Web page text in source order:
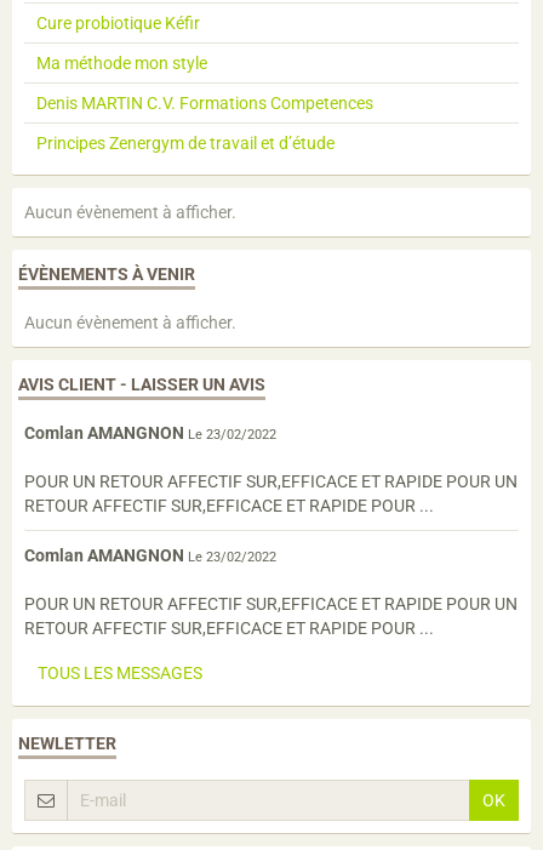
Cure probiotique Kéfir
Ma méthode mon style
Denis MARTIN C.V. Formations Competences
Principes Zenergym de travail et d’étude
Aucun évènement à afficher.
ÉVÈNEMENTS À VENIR
Aucun évènement à afficher.
AVIS CLIENT - LAISSER UN AVIS
Comlan AMANGNON Le 23/02/2022
POUR UN RETOUR AFFECTIF SUR,EFFICACE ET RAPIDE POUR UN
RETOUR AFFECTIF SUR,EFFICACE ET RAPIDE POUR ...
Comlan AMANGNON Le 23/02/2022
POUR UN RETOUR AFFECTIF SUR,EFFICACE ET RAPIDE POUR UN
RETOUR AFFECTIF SUR,EFFICACE ET RAPIDE POUR ...
TOUS LES MESSAGES
NEWLETTER
OK